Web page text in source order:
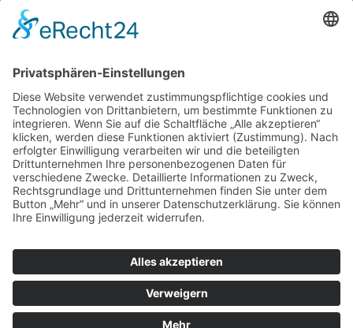
Eisen ist ein lebenswichtiger Bestandteil unseres Organismus, doch
seine Bedeutung wird häufig unterschätzt. Viele Beschwerden, die
oder ausgelaugt fühlt, sollte Eisen unbedingt als möglichen Faktor in
Betracht ziehen. Mit einer guten Diagnostik, einer individuell
passenden Therapie und der richtigen Einnahme lassen sich die
meisten Beschwerden deutlich verbessern.
Impressum
Datenschutzerklärung
Sitemap
Login
Apotheken-Bloggen
einetoolboxx-mediaWebsite